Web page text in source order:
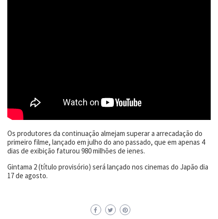
Os produtores da continuação almejam superar a arrecadação do
primeiro filme, lançado em julho do ano passado, que em apenas 4
dias de exibição faturou 980 milhões de ienes.
Gintama 2 (título provisório) será lançado nos cinemas do Japão dia
17 de agosto.